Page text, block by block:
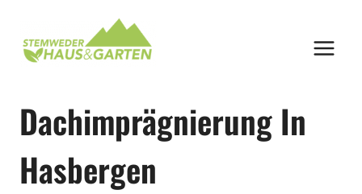
springen
Dachimprägnierung In
Hasbergen